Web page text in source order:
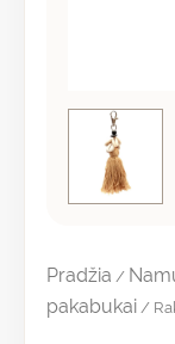
Pradžia /
pakabukai /